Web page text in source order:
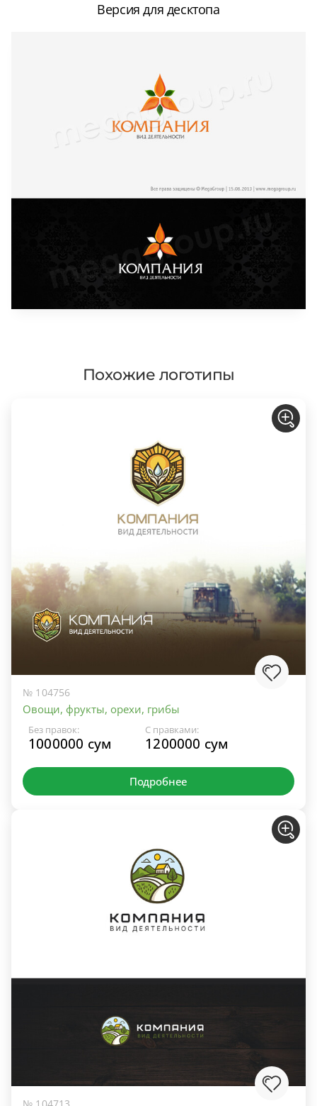
Версия для десктопа
Похожие логотипы
№ 104756
Овощи, фрукты, орехи, грибы
Без правок:
1000000 сум
С правками:
1200000 сум
Подробнее